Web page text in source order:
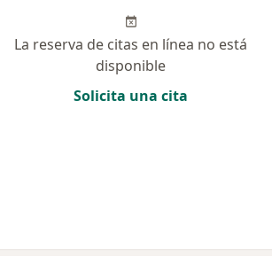
La reserva de citas en línea no está
disponible
Solicita una cita